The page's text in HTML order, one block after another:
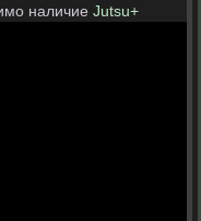
наличие Jutsu+